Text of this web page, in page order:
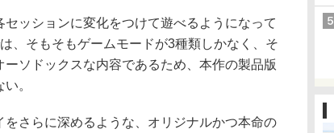
ッションに変化をつけて遊べるようになって
、そもそもゲームモードが3種類しかなく、そ
ソドックスな内容であるため、本作の製品版
。
さらに深めるような、オリジナルかつ本命の